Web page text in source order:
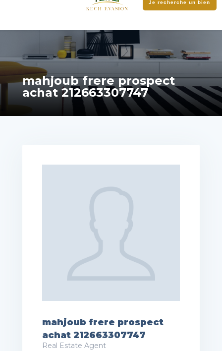
Je recherche un bien
mahjoub frere prospect
achat 212663307747
mahjoub frere prospect
achat 212663307747
Real Estate Agent